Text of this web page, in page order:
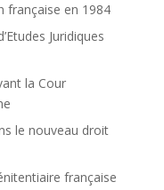
française en 1984
Juridiques
la Cour
le nouveau droit
française